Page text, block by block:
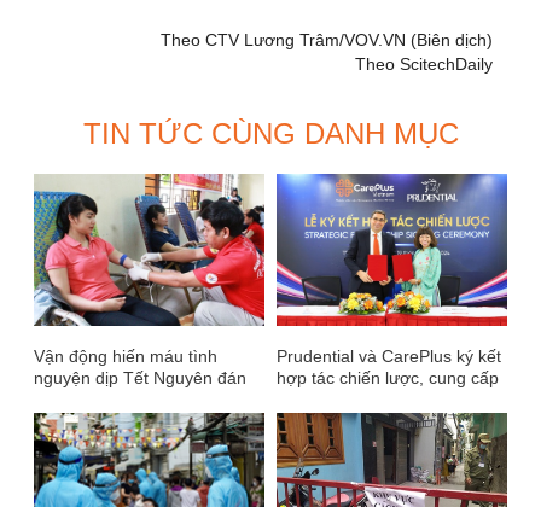
Theo CTV Lương Trâm/VOV.VN (Biên dịch)
Theo ScitechDaily
TIN TỨC CÙNG DANH MỤC
Vận động hiến máu tình
nguyện dịp Tết Nguyên đán
năm 2019
Prudential và CarePlus ký kết
hợp tác chiến lược, cung cấp
tầm soát cho khách hàng